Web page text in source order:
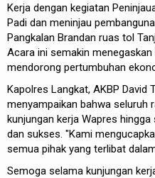
Kerja dengan kegiatan
Padi dan meninjau
Pangkalan Brandan ruas tol
Acara ini semakin
mendorong pertumbuhan
Kapolres Langkat, AKBP David
menyampaikan bahwa seluruh
kunjungan kerja Wapres
dan sukses. "Kami
semua pihak yang terlibat
Semoga selama kunjungan